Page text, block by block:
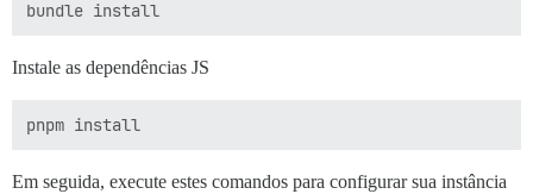
Instale as dependências JS
Em seguida, execute estes comandos para configurar sua instância